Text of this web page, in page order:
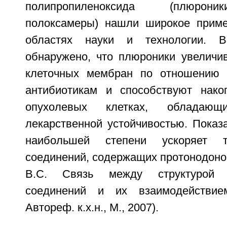
полипропиленоксида
полоксамеры) нашли широкое
областях науки и технологии.
обнаружено, что плюроники
клеточных мембран по отношению
антибиотикам и способствуют
опухолевых клетках,
лекарственной устойчивостью.
наибольшей степени ускоряет
соединений, содержащих
В.С. Связь между структурой
соединений и их
Автореф. к.х.н., М., 2007).